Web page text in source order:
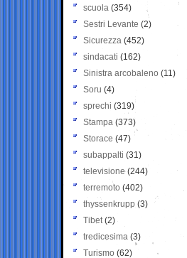
scuola (354)
Sestri Levante (2)
Sicurezza (452)
sindacati (162)
Sinistra arcobaleno (11)
Soru (4)
sprechi (319)
Stampa (373)
Storace (47)
subappalti (31)
televisione(244)
terremoto (402)
thyssenkrupp (3)
Tibet(2)
tredicesima (3)
Turismo (62)